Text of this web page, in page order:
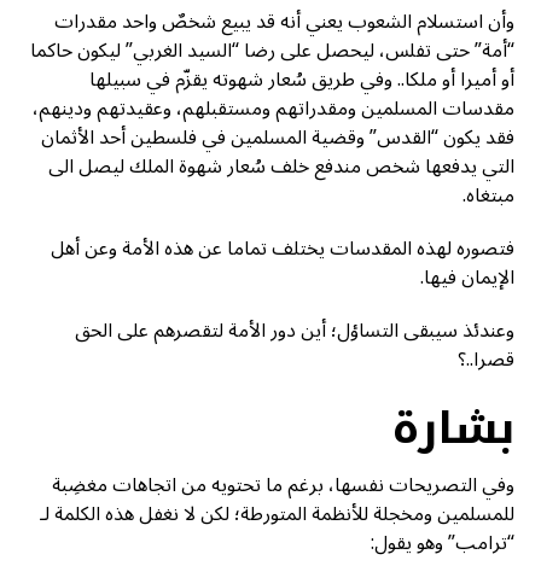
وأن استسلام الشعوب يعني أنه قد يبيع شخصٌ واحد مقدرات
“أمة” حتى تفلس، ليحصل على رضا “السيد الغربي” ليكون حاكما
أو أميرا أو ملكا.. وفي طريق سُعار شهوته يقزّم في سبيلها
مقدسات المسلمين ومقدراتهم ومستقبلهم، وعقيدتهم ودينهم،
فقد يكون “القدس” وقضية المسلمين في فلسطين أحد الأثمان
التي يدفعها شخص مندفع خلف سُعار شهوة الملك ليصل الى
مبتغاه.
فتصوره لهذه المقدسات يختلف تماما عن هذه الأمة وعن أهل
الإيمان فيها.
وعندئذ سيبقى التساؤل؛ أين دور الأمة لتقصرهم على الحق
قصرا..؟
بشارة
وفي التصريحات نفسها، برغم ما تحتويه من اتجاهات مغضِبة
للمسلمين ومخجلة للأنظمة المتورطة؛ لكن لا نغفل هذه الكلمة لـ
“ترامب” وهو يقول: